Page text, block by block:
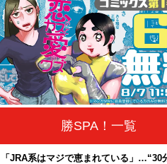
勝SPA！一覧
「JRA系はマジで恵まれている」…“30